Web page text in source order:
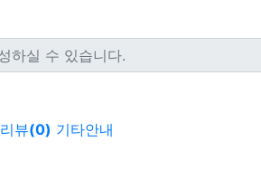
리뷰(0) 기타안내